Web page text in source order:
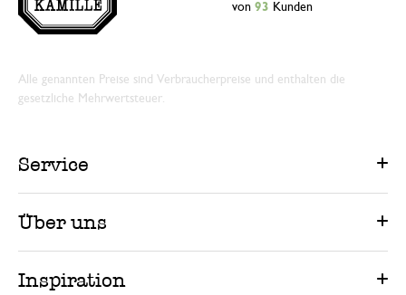
von 93 Kunden
Alle genannten Preise sind Verbraucherpreise und enthalten die
gesetzliche Mehrwertsteuer.
Service
Über uns
Inspiration